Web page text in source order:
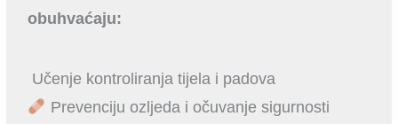
obuhvaćaju:
Učenje kontroliranja tijela i padova
Prevenciju ozljeda i očuvanje sigurnosti